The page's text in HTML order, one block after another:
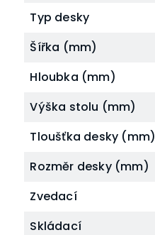
Typ desky
Šířka (mm)
Hloubka (mm)
Výška stolu (mm)
Tloušťka desky (mm)
Rozměr desky (mm)
Zvedací
Skládací